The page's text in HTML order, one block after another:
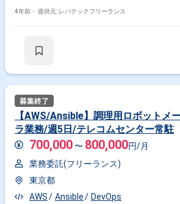
4年前・ 提供元: レバテックフリーランス
【AWS/Ansible】調理用ロボットメ
ラ業務/週5日/テレコムセンター常駐
700,000 〜 800,000円/月
業務委託(フリーランス)
東京都
AWS
Ansible
DevOps